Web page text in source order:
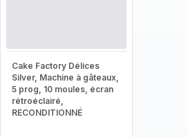
Cake Factory Délices
Silver, Machine à gâteaux,
5 prog, 10 moules, écran
rétroéclairé,
RECONDITIONNÉ